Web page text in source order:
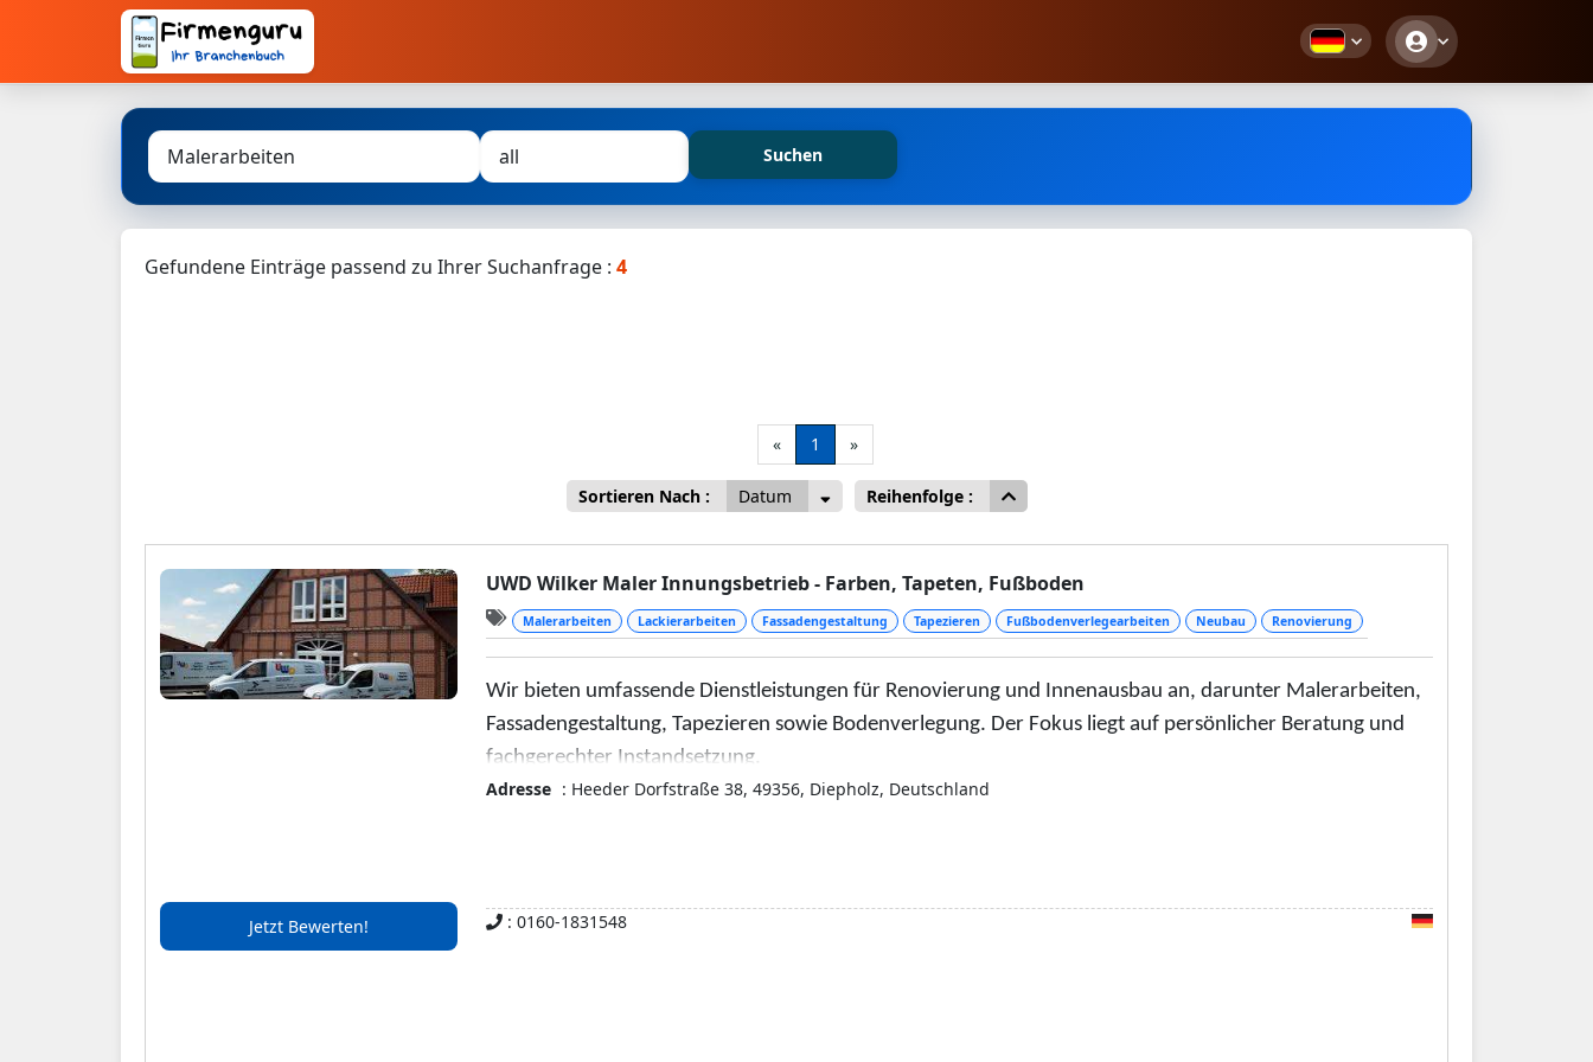
Suchen
Gefundene Einträge passend zu Ihrer Suchanfrage : 4
« 1 »
Sortieren Nach : Datum Reihenfolge :
UWD Wilker Maler Innungsbetrieb - Farben, Tapeten, Fußboden
Malerarbeiten Lackierarbeiten Fassadengestaltung Tapezieren Fußbodenverlegearbeiten Neubau Renovierung
Wir bieten umfassende Dienstleistungen für Renovierung und Innenausbau an, darunter Malerarbeiten,
Fassadengestaltung, Tapezieren sowie Bodenverlegung. Der Fokus liegt auf persönlicher Beratung und
fachgerechter Instandsetzung.
Adresse : Heeder Dorfstraße 38, 49356, Diepholz, Deutschland
Jetzt Bewerten! : 0160-1831548